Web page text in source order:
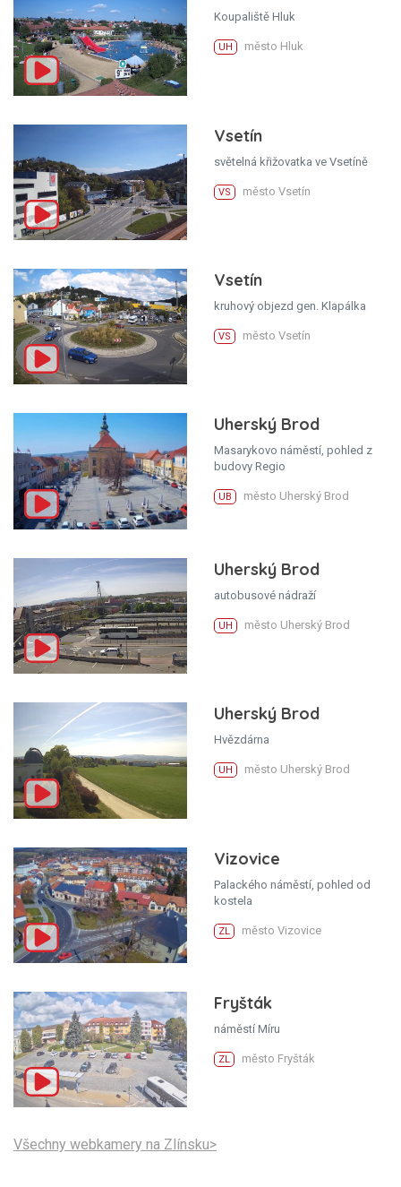
Koupaliště Hluk
UH město Hluk
Vsetín
světelná křižovatka ve Vsetíně
VS město Vsetín
Vsetín
kruhový objezd gen. Klapálka
VS město Vsetín
Uherský Brod
Masarykovo náměstí, pohled z
budovy Regio
UB město Uherský Brod
Uherský Brod
autobusové nádraží
UH město Uherský Brod
Uherský Brod
Hvězdárna
UH město Uherský Brod
Vizovice
Palackého náměstí, pohled od
kostela
ZL město Vizovice
Fryšták
náměstí Míru
ZL město Fryšták
Všechny webkamery na Zlínsku>